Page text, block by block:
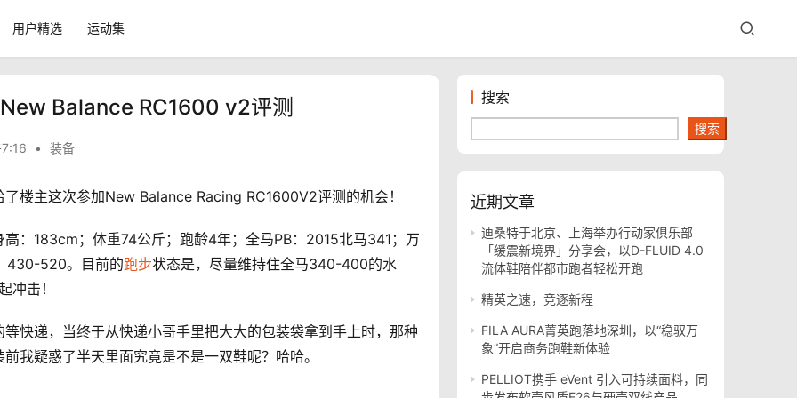
用户精选 运动集
Balance RC1600 v2评测
• 装备
楼主这次参加New Balance Racing RC1600V2评测的机会！
：183cm；体重74公斤；跑龄4年；全马PB：2015北马341；万
430-520。目前的跑步状态是，尽量维持住全马340-400的水
冲击！
快递，当终于从快递小哥手里把大大的包装袋拿到手上时，那种
我疑惑了半天里面究竟是不是一双鞋呢？哈哈。
搜索
搜索
近期文章
迪桑特于北京、上海举办行动家俱乐部
「缓震新境界」分享会，以D-FLUID 4.0
流体鞋陪伴都市跑者轻松开跑
精英之速，竞逐新程
FILA AURA菁英跑落地深圳，以“稳驭万
象”开启商务跑鞋新体验
PELLIOT携手 eVent 引入可持续面料，同